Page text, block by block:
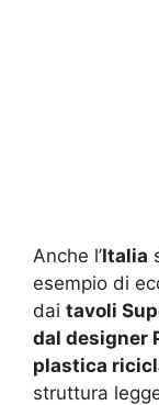
Anche l’Italia
esempio di
dai tavoli
dal designer
plastica
struttura